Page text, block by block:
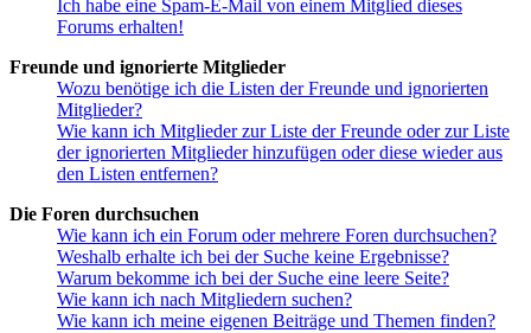
Ich habe eine Spam-E-Mail von einem Mitglied dieses
Forums erhalten!
Freunde und ignorierte Mitglieder
Wozu benötige ich die Listen der Freunde und ignorierten
Mitglieder?
Wie kann ich Mitglieder zur Liste der Freunde oder zur Liste
der ignorierten Mitglieder hinzufügen oder diese wieder aus
den Listen entfernen?
Die Foren durchsuchen
Wie kann ich ein Forum oder mehrere Foren durchsuchen?
Weshalb erhalte ich bei der Suche keine Ergebnisse?
Warum bekomme ich bei der Suche eine leere Seite?
Wie kann ich nach Mitgliedern suchen?
Wie kann ich meine eigenen Beiträge und Themen finden?